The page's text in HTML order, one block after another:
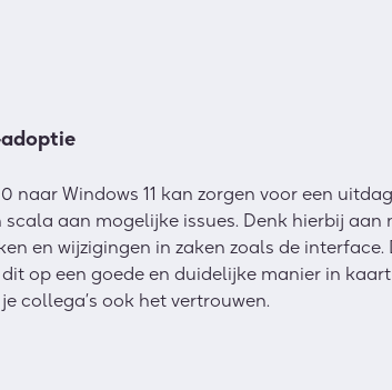
naar Windows 11 kan zorgen voor een
aan mogelijke issues. Denk hierbij
en wijzigingen in zaken zoals de
op een goede en duidelijke manier in
collega’s ook het vertrouwen.